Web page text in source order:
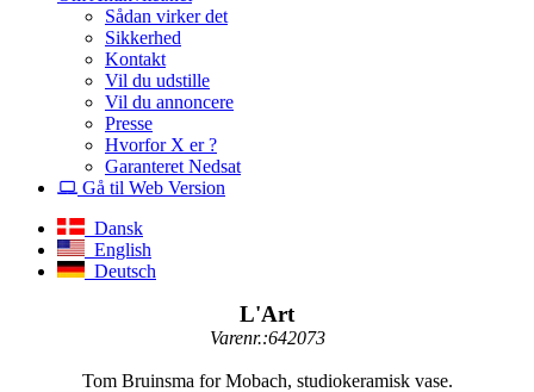
Sådan virker det
Sikkerhed
Kontakt
Vil du udstille
Vil du annoncere
Presse
Hvorfor X er ?
Garanteret Nedsat
Gå til Web Version
Dansk
English
Deutsch
L'Art
Varenr.:642073
Tom Bruinsma for Mobach, studiokeramisk vase.